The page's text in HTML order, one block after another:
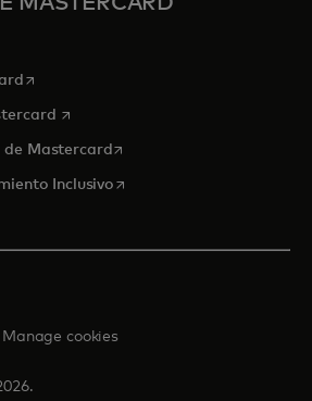
una pestaña nueva
se abre en una pestaña nueva
se abre en una pestaña nueva
Mastercardse abre en una pestaña
Inclusivose abre en una pestaña
Manage cookies